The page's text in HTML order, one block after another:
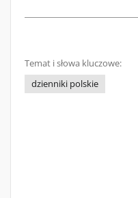
Temat i słowa kluczowe:
dzienniki polskie